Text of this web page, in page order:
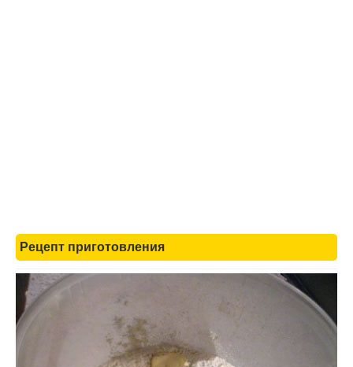
Рецепт приготовления